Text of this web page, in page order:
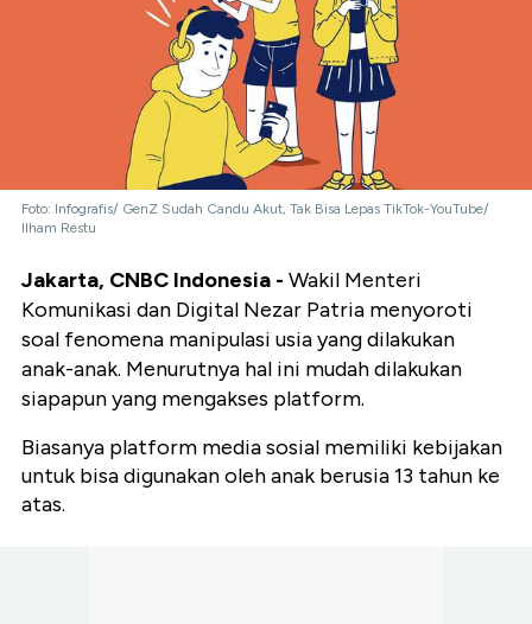
Foto: Infografis/ GenZ Sudah Candu Akut, Tak Bisa Lepas TikTok-YouTube/
Ilham Restu
Jakarta, CNBC Indonesia - Wakil Menteri
Komunikasi dan Digital Nezar Patria menyoroti
soal fenomena manipulasi usia yang dilakukan
anak-anak. Menurutnya hal ini mudah dilakukan
siapapun yang mengakses platform.
Biasanya platform media sosial memiliki kebijakan
untuk bisa digunakan oleh anak berusia 13 tahun ke
atas.